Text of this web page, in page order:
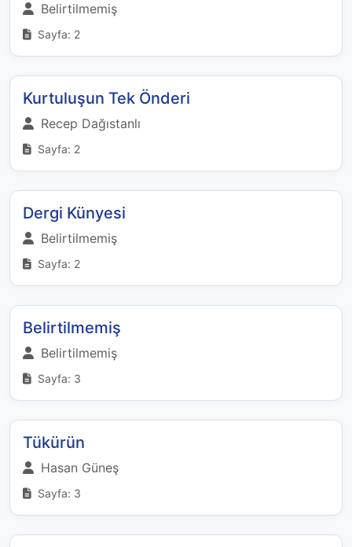
Belirtilmemiş
Sayfa: 2
Kurtuluşun Tek Önderi
Recep Dağıstanlı
Sayfa: 2
Dergi Künyesi
Belirtilmemiş
Sayfa: 2
Belirtilmemiş
Belirtilmemiş
Sayfa: 3
Tükürün
Hasan Güneş
Sayfa: 3